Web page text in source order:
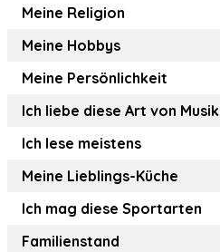
Meine Religion
Meine Hobbys
Meine Persönlichkeit
Ich liebe diese Art von Musik
Ich lese meistens
Meine Lieblings-Küche
Ich mag diese Sportarten
Familienstand